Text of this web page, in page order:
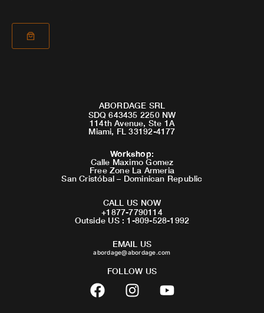
ABORDAGE SRL
SDQ 643435 2250 NW
114th Avenue, Ste 1A
Miami, FL 33192-4177
Workshop:
Calle Maximo Gomez
Free Zone La Armeria
San Cristóbal – Dominican Republic
CALL US NOW
+1877-7790114
Outside US : 1-809-528-1992
EMAIL US
abordage@abordage.com
FOLLOW US
F
a
I
n
Y
o